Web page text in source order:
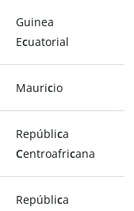
Guinea
Ecuatorial
Mauricio
República
Centroafricana
República